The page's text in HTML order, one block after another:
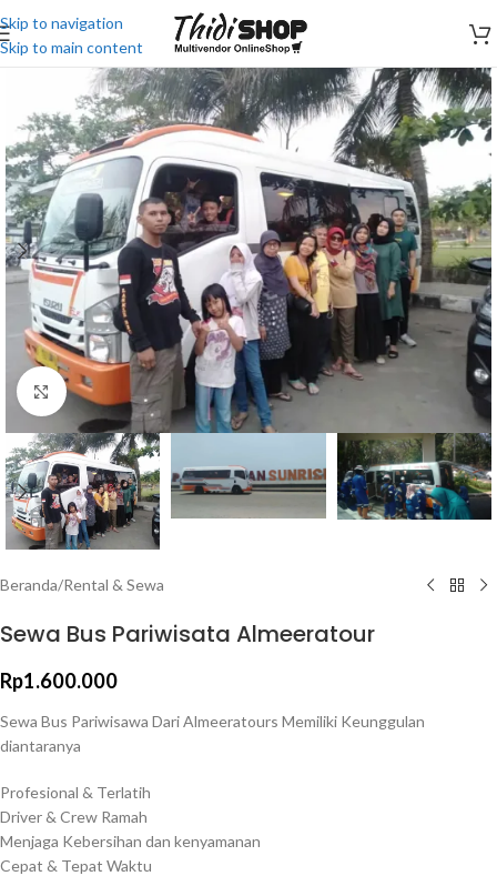
Skip to navigation
Skip to main content
Click to enlarge
Beranda/Rental & Sewa
Sewa Bus Pariwisata Almeeratour
Rp1.600.000
Sewa Bus Pariwisawa Dari Almeeratours Memiliki Keunggulan
diantaranya
Profesional & Terlatih
Driver & Crew Ramah
Menjaga Kebersihan dan kenyamanan
Cepat & Tepat Waktu